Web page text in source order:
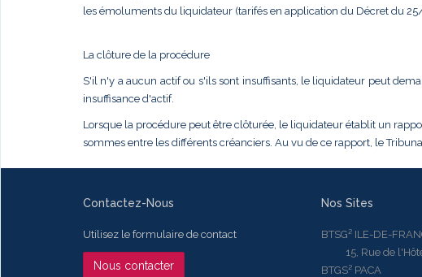
les émoluments du liquidateur (tarifés en application du Décret du
La clôture de la procédure
S'il n'y a aucun actif ou s'ils sont insuffisants, le liquidateur peut
insuffisance d'actif.
Lorsque la procédure peut être clôturée, le liquidateur établit un
sommes entre les différents créanciers. Au vu de ce rapport, le
Contactez-Nous
Utilisez le formulaire de contact
Nous contacter
Nos Sites
BTSG² ILE-DE-
15, Rue de l'Hôtel
BTGS² PACA